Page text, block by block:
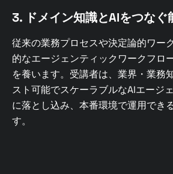
3. ドメイン知識とAIをつなぐ
従来の業務プロセスや決定論的ワー
的なエージェンティックワークフロ
を養います。受講者は、業界・業務
スト可能でスケーラブルなAIエージ
に落とし込み、本番環境で運用でき
す。